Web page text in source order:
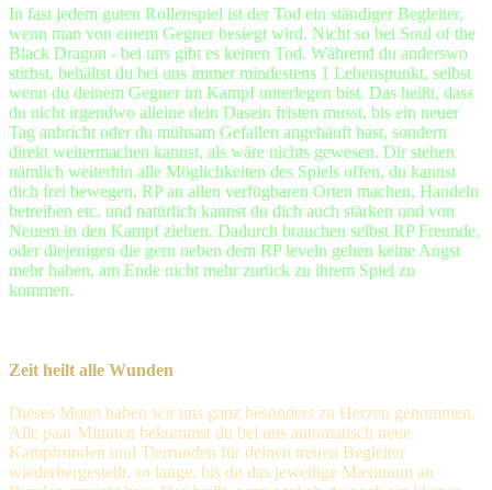
In fast jedem guten Rollenspiel ist der Tod ein ständiger Begleiter,
wenn man von einem Gegner besiegt wird. Nicht so bei Soul of the
Black Dragon - bei uns gibt es keinen Tod. Während du anderswo
stirbst, behältst du bei uns immer mindestens 1 Lebenspunkt, selbst
wenn du deinem Gegner im Kampf unterlegen bist. Das heißt, dass
du nicht irgendwo alleine dein Dasein fristen musst, bis ein neuer
Tag anbricht oder du mühsam Gefallen angehäuft hast, sondern
direkt weitermachen kannst, als wäre nichts gewesen. Dir stehen
nämlich weiterhin alle Möglichkeiten des Spiels offen, du kannst
dich frei bewegen, RP an allen verfügbaren Orten machen, Handeln
betreiben etc. und natürlich kannst du dich auch stärken und von
Neuem in den Kampf ziehen. Dadurch brauchen selbst RP Freunde,
oder diejenigen die gern neben dem RP leveln gehen keine Angst
mehr haben, am Ende nicht mehr zurück zu ihrem Spiel zu
kommen.
Zeit heilt alle Wunden
Dieses Motto haben wir uns ganz besonders zu Herzen genommen.
Alle paar Minuten bekommst du bei uns automatisch neue
Kampfrunden und Tierrunden für deinen treuen Begleiter
wiederhergestellt, so lange, bis du das jeweilige Maximum an